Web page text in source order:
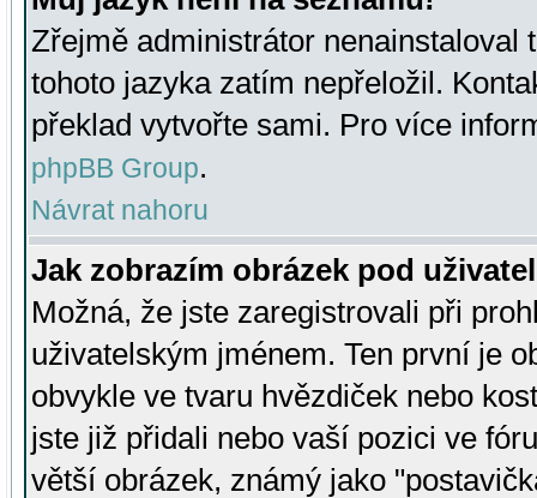
Zřejmě administrátor nenainstaloval
tohoto jazyka zatím nepřeložil.
překlad vytvořte sami. Pro více
phpBB Group.
Návrat nahoru
Jak zobrazím obrázek pod
Možná, že jste zaregistrovali při
uživatelským jménem. Ten první je
obvykle ve tvaru hvězdiček nebo
jste již přidali nebo vaší pozici ve
větší obrázek, známý jako